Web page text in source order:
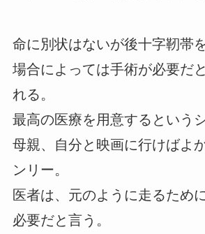
命に別状はないが後十字靭帯
場合によっては手術が必要だ
れる。
最高の医療を用意するという
母親、自分と映画に行けばよ
ンリー。
医者は、元のように走るため
必要だと言う。